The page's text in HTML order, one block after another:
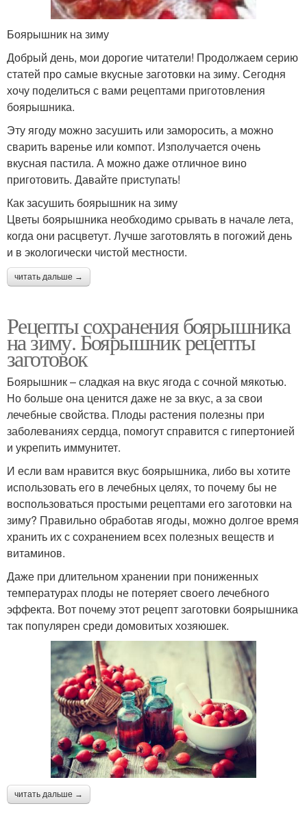
Боярышник на зиму
Добрый день, мои дорогие читатели! Продолжаем серию
статей про самые вкусные заготовки на зиму. Сегодня
хочу поделиться с вами рецептами приготовления
боярышника.
Эту ягоду можно засушить или заморосить, а можно
сварить варенье или компот. Изполучается очень
вкусная пастила. А можно даже отличное вино
приготовить. Давайте приступать!
Как засушить боярышник на зиму
Цветы боярышника необходимо срывать в начале лета,
когда они расцветут. Лучше заготовлять в погожий день
и в экологически чистой местности.
читать дальше →
Рецепты сохранения боярышника
на зиму. Боярышник рецепты
заготовок
Боярышник – сладкая на вкус ягода с сочной мякотью.
Но больше она ценится даже не за вкус, а за свои
лечебные свойства. Плоды растения полезны при
заболеваниях сердца, помогут справится с гипертонией
и укрепить иммунитет.
И если вам нравится вкус боярышника, либо вы хотите
использовать его в лечебных целях, то почему бы не
воспользоваться простыми рецептами его заготовки на
зиму? Правильно обработав ягоды, можно долгое время
хранить их с сохранением всех полезных веществ и
витаминов.
Даже при длительном хранении при пониженных
температурах плоды не потеряет своего лечебного
эффекта. Вот почему этот рецепт заготовки боярышника
так популярен среди домовитых хозяюшек.
читать дальше →